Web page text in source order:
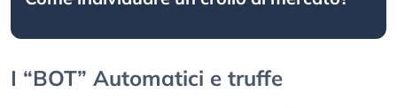
I “BOT” Automatici e truffe